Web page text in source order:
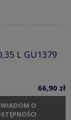
L GU1379
66,90 zł
O